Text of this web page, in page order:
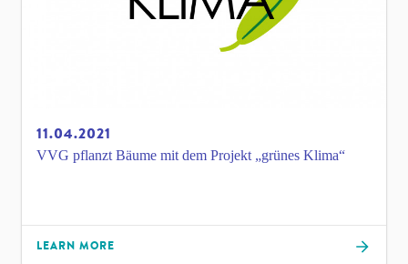
11.04.2021
VVG pflanzt Bäume mit dem Projekt „grünes Klima“
LEARN MORE